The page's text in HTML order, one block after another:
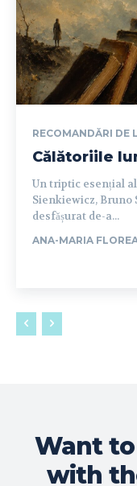
RECOMANDĂRI DE
Călătoriile
Un triptic esențial
Sienkiewicz, Bruno
desfășurat de-a...
ANA-MARIA
Want
with